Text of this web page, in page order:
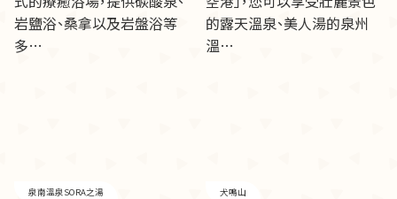
岩鹽浴、桑拿以及岩盤浴等
多…
的露天溫泉、美人湯的泉州
溫…
泉南溫泉SORA之湯 犬鳴山